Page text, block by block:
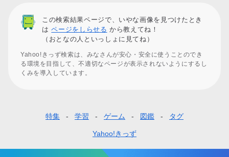
この検索結果ページで、いやな画像を見つけたとき
はページをしらせる から教えてね！
（おとなの人といっしょに見てね）
Yahoo!きっず検索は、みなさんが安心・安全に使うことのでき
る環境を目指して、不適切なページが表示されないようにするし
くみを導入しています。
タ
特集 学習 ゲーム 図鑑 タグ
Yahoo!きっず